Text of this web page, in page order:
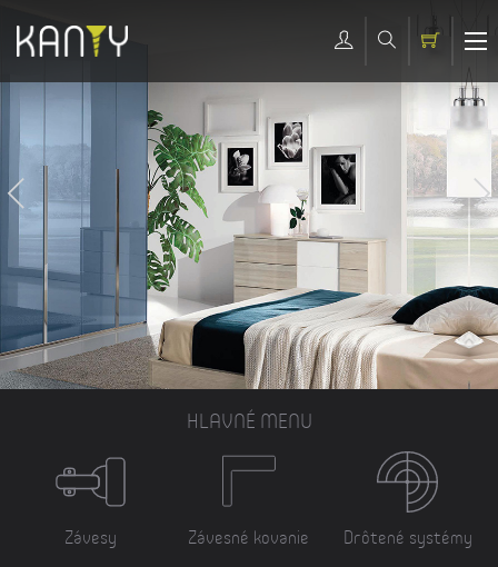
HLAVNÉ MENU
Závesy Závesné kovanie Drôtené systémy